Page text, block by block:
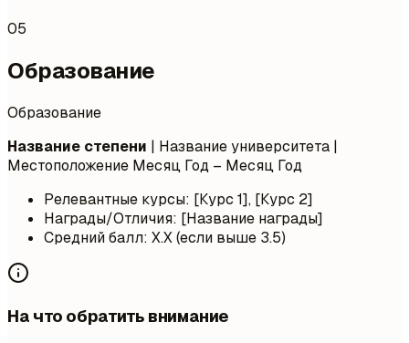
05
Образование
Образование
Название степени | Название университета |
Местоположение Месяц Год – Месяц Год
Релевантные курсы: [Курс 1], [Курс 2]
Награды/Отличия: [Название награды]
Средний балл: X.X (если выше 3.5)
На что обратить внимание